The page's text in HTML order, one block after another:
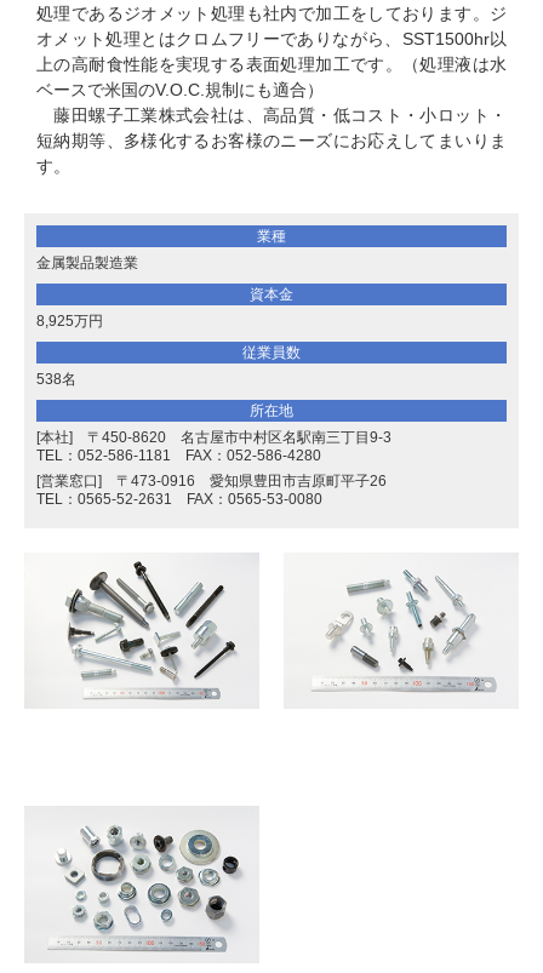
処理であるジオメット処理も社内で加工をしております。ジ
オメット処理とはクロムフリーでありながら、SST1500hr以
上の高耐食性能を実現する表面処理加工です。（処理液は水
ベースで米国のV.O.C.規制にも適合）
藤田螺子工業株式会社は、高品質・低コスト・小ロット・
短納期等、多様化するお客様のニーズにお応えしてまいりま
す。
業種
金属製品製造業
資本金
8,925万円
従業員数
538名
所在地
[本社] 〒450-8620 名古屋市中村区名駅南三丁目9-3
TEL：052-586-1181 FAX：052-586-4280
[営業窓口] 〒473-0916 愛知県豊田市吉原町平子26
TEL：0565-52-2631 FAX：0565-53-0080